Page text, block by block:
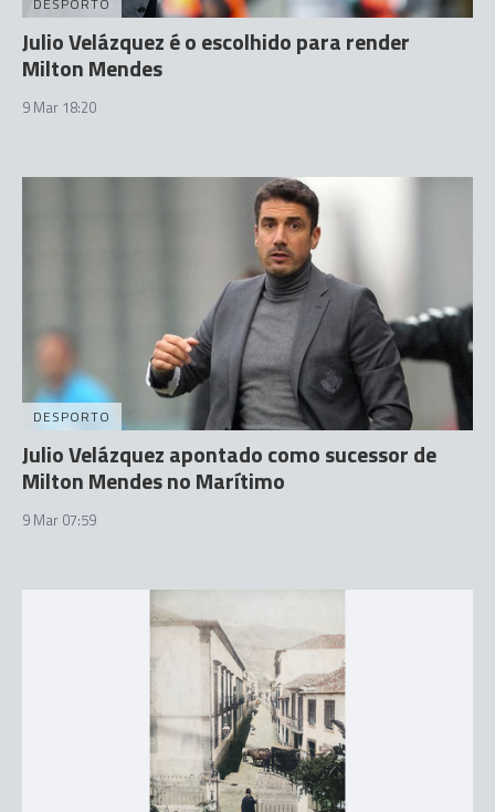
Julio Velázquez é o escolhido para render
Milton Mendes
9 Mar 18:20
DESPORTO
Julio Velázquez apontado como sucessor de
Milton Mendes no Marítimo
9 Mar 07:59